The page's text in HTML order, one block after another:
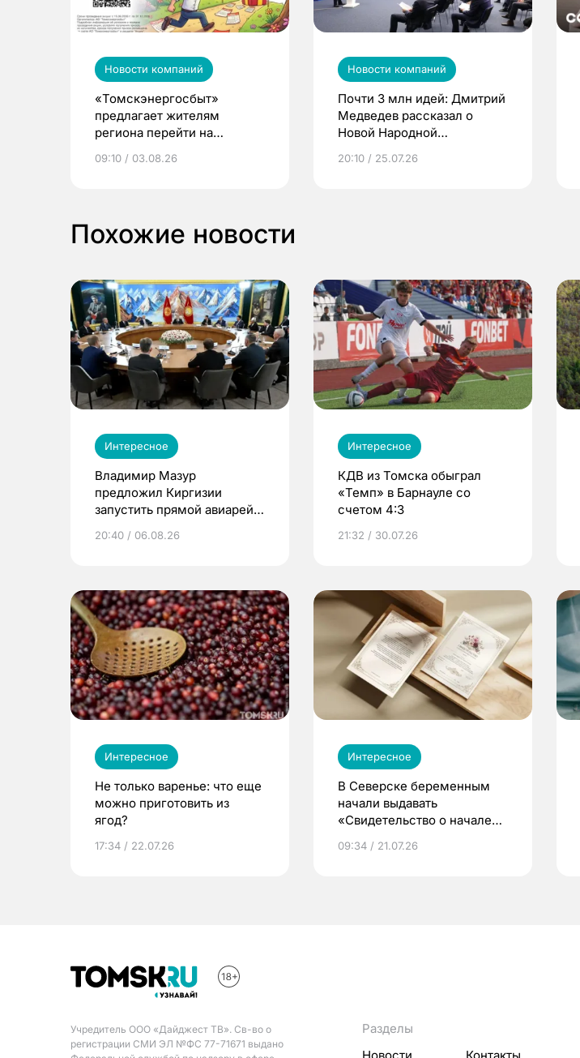
Новости компаний
«Томскэнергосбыт»
предлагает жителям
региона перейти на
выиграть призы
09:10 / 03.08.26
Новости компаний
Почти 3 млн идей: Дмитрий
Медведев рассказал о
Новой Народной
20:10 / 25.07.26
Похожие новости
Интересное
Владимир Мазур
предложил Киргизии
запустить прямой авиарейс
20:40 / 06.08.26
Интересное
КДВ из Томска обыграл
«Темп» в Барнауле со
счетом 4:3
21:32 / 30.07.26
Интересное
Не только варенье: что еще
можно приготовить из
ягод?
17:34 / 22.07.26
Интересное
В Северске беременным
начали выдавать
«Свидетельство о начале
09:34 / 21.07.26
Учредитель ООО «Дайджест ТВ». Св-во о
регистрации СМИ ЭЛ №ФС 77-71671 выдано
Разделы